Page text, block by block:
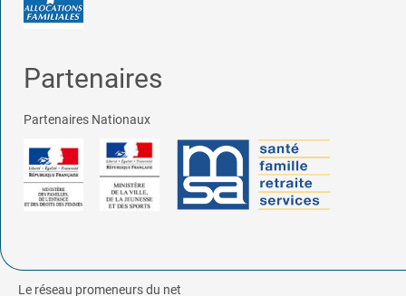
Partenaires
Partenaires Nationaux
Le réseau promeneurs du net